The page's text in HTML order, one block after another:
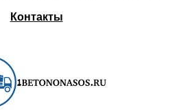
Контакты